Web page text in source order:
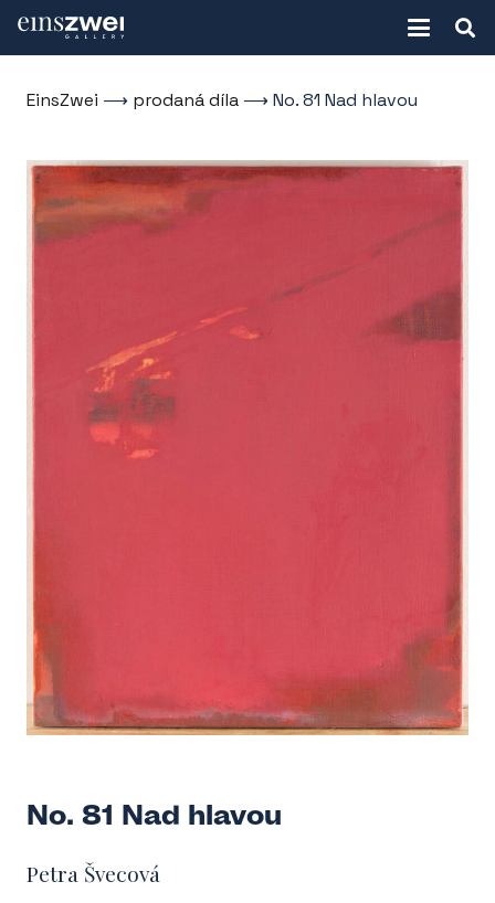
EinsZwei ⟶ prodaná díla ⟶No. 81 Nad hlavou
No. 81 Nad hlavou
Petra Švecová